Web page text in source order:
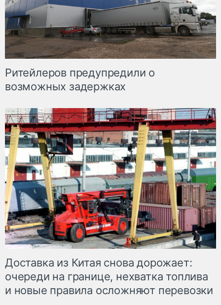
Ритейлеров предупредили о
возможных задержках
Доставка из Китая снова дорожает:
очереди на границе, нехватка топлива
и новые правила осложняют перевозки